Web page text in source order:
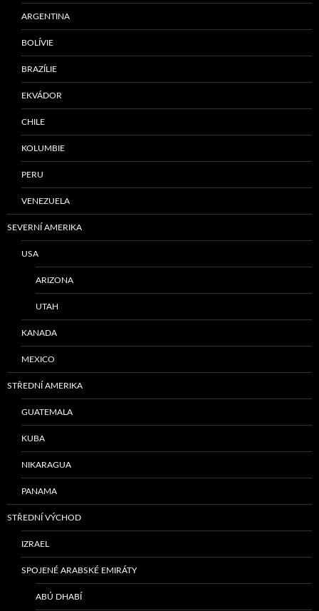
ARGENTINA
BOLÍVIE
BRAZÍLIE
EKVÁDOR
CHILE
KOLUMBIE
PERU
VENEZUELA
SEVERNÍ AMERIKA
USA
ARIZONA
UTAH
KANADA
MEXICO
STŘEDNÍ AMERIKA
GUATEMALA
KUBA
NIKARAGUA
PANAMA
STŘEDNÍ VÝCHOD
IZRAEL
SPOJENÉ ARABSKÉ EMIRÁTY
ABÚ DHABÍ